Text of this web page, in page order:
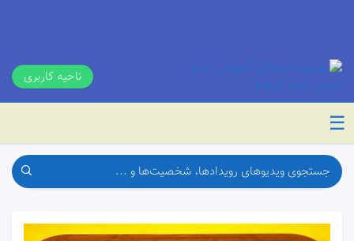
ناحیه کاربری
☰